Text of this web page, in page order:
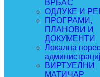
ВРБАС
ОДЛУКЕ И
ПРОГРАМИ,
ПЛАНОВИ И
ДОКУМЕНТИ
Локална
ВИРТУЕЛНИ
МАТИЧАР